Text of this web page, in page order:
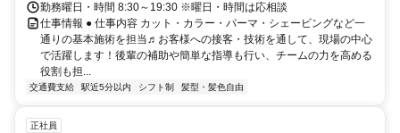
勤務曜日・時間 8:30～19:30 ※曜日・時間は応相談
仕事情報 ● 仕事内容 カット・カラー・パーマ・シェービングなど一
通りの基本施術を担当♬お客様への接客・技術を通して、現場の中心
で活躍します！後輩の補助や簡単な指導も行い、チームの力を高める
役割も担...
交通費支給 駅近5分以内 シフト制 髪型・髪色自由
正社員